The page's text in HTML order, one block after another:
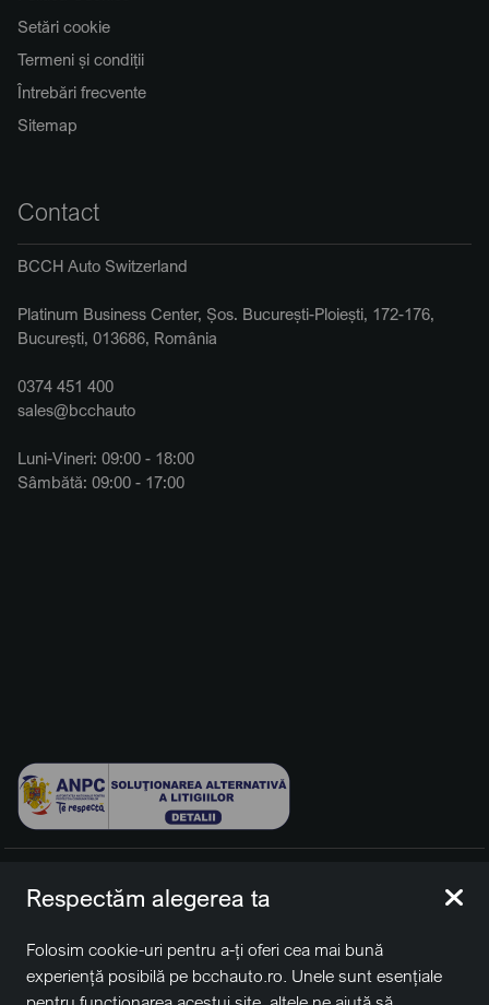
Setări cookie
Termeni și condiții
Întrebări frecvente
Sitemap
Contact
BCCH Auto Switzerland
Platinum Business Center, Șos. București-Ploiești, 172-176,
București, 013686, România
0374 451 400
sales@bcchauto
Luni-Vineri: 09:00 - 18:00
Sâmbătă: 09:00 - 17:00
rezervate.
BCCH Auto Switzerland este o marcă a societății
BCCH
Group Switzerland AG
Respectăm alegerea ta
Folosim cookie-uri pentru a-ți oferi cea mai bună
experiență posibilă pe bcchauto.ro. Unele sunt esențiale